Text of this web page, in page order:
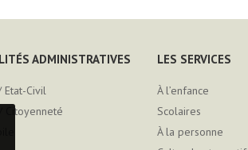
ADMINISTRATIVES
Etat-Civil
/ Citoyenneté
LES SERVICES
À l’enfance
Scolaires
À la personne